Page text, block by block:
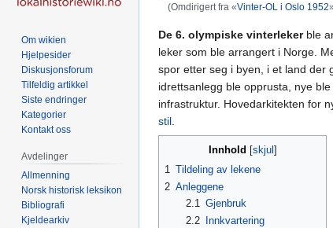
(Omdirigert fra «Vinter-OL i Oslo 1952
Hopp
til
navigering
Hopp
til
søk
De 6. olympiske vinterlekerble
leker som ble arrangert i Norge.
spor etter seg i byen, i et land der
idrettsanlegg ble opprusta, nye
infrastruktur. Hovedarkitekten for
stil
Innhold
1 Tildeling av lekene
2 Anleggene
2.1
Gjenbruk
2.2
Innkvartering
Om wikien
Hjelpesider
Diskusjonsforum
Tilfeldig artikkel
Siste endringer
Kategorier
Kontakt oss
Avdelinger
Allmenning
Norsk historisk leksikon
Bibliografi
Kjeldearkiv